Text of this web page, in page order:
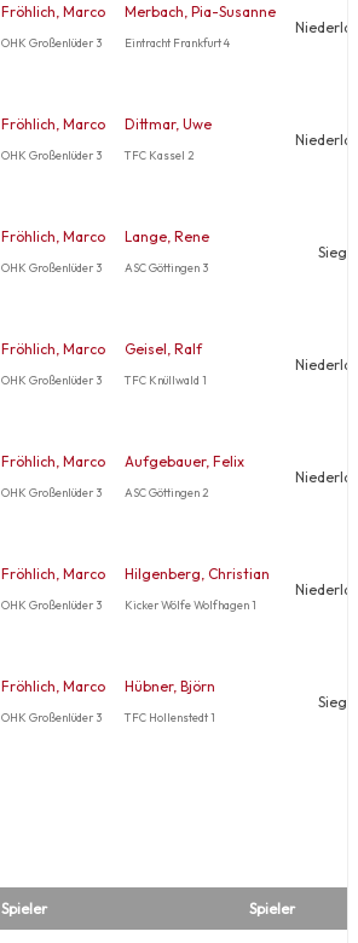
Fröhlich, Marco
OHK Großenlüder 3
Merbach, Pia-Susanne
Eintracht Frankfurt 4
Fröhlich, Marco
OHK Großenlüder 3
Dittmar, Uwe
TFC Kassel 2
Fröhlich, Marco
OHK Großenlüder 3
Lange, Rene
ASC Göttingen 3
Sieg
Fröhlich, Marco
OHK Großenlüder 3
Geisel, Ralf
TFC Knüllwald 1
Fröhlich, Marco
OHK Großenlüder 3
Aufgebauer, Felix
ASC Göttingen 2
Fröhlich, Marco
OHK Großenlüder 3
Hilgenberg, Christian
Kicker Wölfe Wolfhagen 1
Fröhlich, Marco
OHK Großenlüder 3
Hübner, Björn
TFC Hollenstedt 1
Sieg
Spieler Spieler